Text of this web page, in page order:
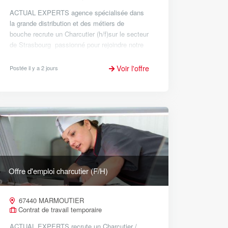
ACTUAL EXPERTS agence spécialisée dans
la grande distribution et des métiers de
bouche recrute un Charcutier (h/f)sur le secteur
de Strasbourg passionné pour rejoindre notre
vous aurez l'opportunité...
Postée il y a 2 jours Voir l'offre
Offre d'emploi charcutier (F/H)
67440 MARMOUTIER
Contrat de travail temporaire